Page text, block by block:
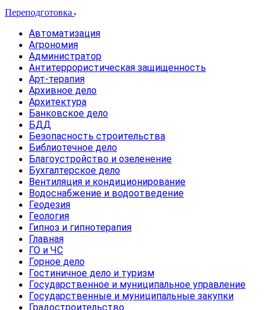
Переподготовка
Автоматизация
Агрономия
Администратор
Антитеррористическая защищенность
Арт-терапия
Архивное дело
Архитектура
Банковское дело
БДД
Безопасность строительства
Библиотечное дело
Благоустройство и озеленение
Бухгалтерское дело
Вентиляция и кондиционирование
Водоснабжение и водоотведение
Геодезия
Геология
Гипноз и гипнотерапия
Главная
ГО и ЧС
Горное дело
Гостиничное дело и туризм
Государственное и муниципальное управление
Государственные и муниципальные закупки
Градостроительство